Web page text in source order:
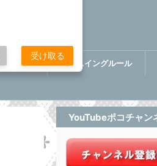
マスター講 ぷちスイングルール
トレード】
YouTubeポコチャン
受け取る